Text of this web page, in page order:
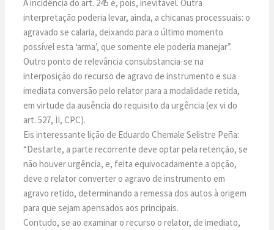
A incidência do art. 245 é, pois, inevitável. Outra
interpretação poderia levar, ainda, a chicanas processuais: o
agravado se calaria, deixando para o último momento
possível esta ‘arma’, que somente ele poderia manejar”.
Outro ponto de relevância consubstancia-se na
interposição do recurso de agravo de instrumento e sua
imediata conversão pelo relator para a modalidade retida,
em virtude da ausência do requisito da urgência (ex vi do
art. 527, II, CPC).
Eis interessante lição de Eduardo Chemale Selistre Peña:
“Destarte, a parte recorrente deve optar pela retenção, se
não houver urgência, e, feita equivocadamente a opção,
deve o relator converter o agravo de instrumento em
agravo retido, determinando a remessa dos autos à origem
para que sejam apensados aos principais.
Contudo, se ao examinar o recurso o relator, de imediato,